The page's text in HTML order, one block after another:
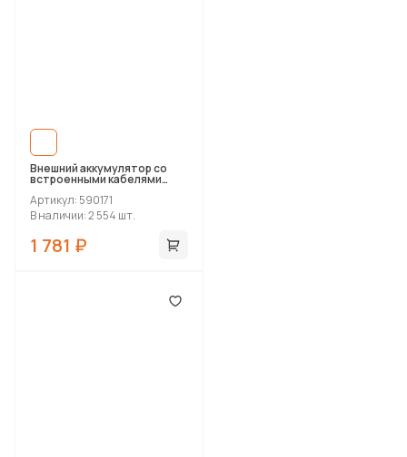
Внешний аккумулятор со
встроенными кабелями
«Фрэйм Квик», быстрая
зарядка, 10000 мАч
Артикул: 590171
В наличии: 2 554 шт.
1 781 ₽